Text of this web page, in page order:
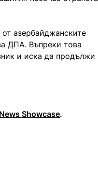
азербайджанските
ДПА. Въпреки това
и иска да продължи
Showcase.